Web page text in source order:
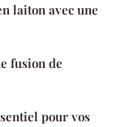
laiton avec une
fusion de
pour vos